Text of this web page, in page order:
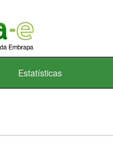
Estatísticas